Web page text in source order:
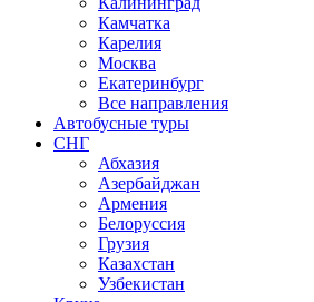
Камчатка
Карелия
Москва
Екатеринбург
Все направления
Автобусные туры
СНГ
Абхазия
Азербайджан
Армения
Белоруссия
Грузия
Казахстан
Узбекистан